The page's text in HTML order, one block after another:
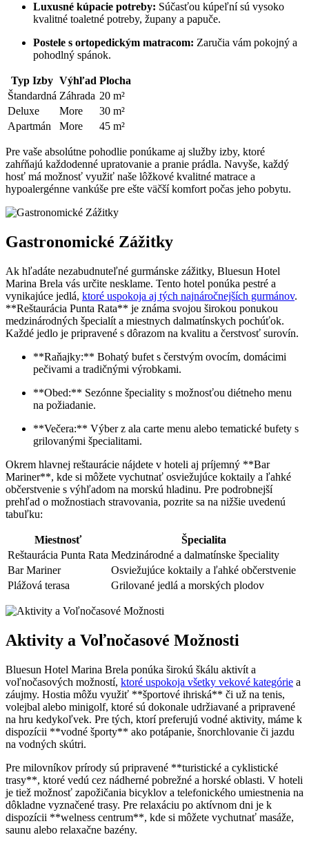
Luxusné kúpacie potreby: Súčasťou kúpeľní sú vysoko
kvalitné toaletné potreby, župany a papuče.
Postele s ortopedickým matracom: Zaručia vám pokojný a
pohodlný spánok.
Typ Izby Výhľad Plocha
Štandardná Záhrada 20 m²
Deluxe
More
30 m²
Apartmán
More 45 m²
Pre vaše absolútne pohodlie ponúkame aj služby izby, ktoré
zahŕňajú každodenné upratovanie a pranie prádla. Navyše, každý
hosť má možnosť využiť naše lôžkové kvalitné matrace a
hypoalergénne vankúše pre ešte väčší komfort počas jeho pobytu.
Gastronomické Zážitky
Ak hľadáte nezabudnuteľné gurmánske zážitky, Bluesun Hotel
Marina Brela vás určite nesklame. Tento hotel ponúka pestré a
vynikajúce jedlá, ktoré uspokoja aj tých najnáročnejších gurmánov.
**Reštaurácia Punta Rata** je známa svojou širokou ponukou
medzinárodných špecialít a miestnych dalmatínskych pochúťok.
Každé jedlo je pripravené s dôrazom na kvalitu a čerstvosť surovín.
**Raňajky:** Bohatý bufet s čerstvým ovocím, domácimi
pečivami a tradičnými výrobkami.
**Obed:** Sezónne špeciality s možnosťou diétneho menu
na požiadanie.
**Večera:** Výber z ala carte menu alebo tematické bufety s
grilovanými špecialitami.
Okrem hlavnej reštaurácie nájdete v hoteli aj príjemný **Bar
Mariner**, kde si môžete vychutnať osviežujúce koktaily a ľahké
občerstvenie s výhľadom na morskú hladinu. Pre podrobnejší
prehľad o možnostiach stravovania, pozrite sa na nižšie uvedenú
tabuľku:
Miestnosť
Špecialita
Reštaurácia Punta Rata Medzinárodné a dalmatínske špeciality
Bar Mariner
Osviežujúce koktaily a ľahké občerstvenie
Plážová terasa
Grilované jedlá a morských plodov
Aktivity a Voľnočasové Možnosti
Bluesun Hotel Marina Brela ponúka širokú škálu aktivít a
voľnočasových možností, ktoré uspokoja všetky vekové kategórie a
záujmy. Hostia môžu využiť **športové ihriská** či už na tenis,
volejbal alebo minigolf, ktoré sú dokonale udržiavané a pripravené
na hru kedykoľvek. Pre tých, ktorí preferujú vodné aktivity, máme k
dispozícii **vodné športy** ako potápanie, šnorchlovanie či jazdu
na vodných skútri.
Pre milovníkov prírody sú pripravené **turistické a cyklistické
trasy**, ktoré vedú cez nádherné pobrežné a horské oblasti. V hoteli
je tiež možnosť zapožičania bicyklov a telefonického umiestnenia na
dôkladne vyznačené trasy. Pre relaxáciu po aktívnom dni je k
dispozícii **welness centrum**, kde si môžete vychutnať masáže,
saunu alebo relaxačne bazény.